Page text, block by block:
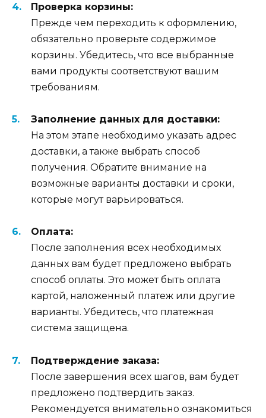
Проверка корзины:
Прежде чем переходить к оформлению,
обязательно проверьте содержимое
корзины. Убедитесь, что все выбранные
вами продукты соответствуют вашим
требованиям.
Заполнение данных для доставки:
На этом этапе необходимо указать адрес
доставки, а также выбрать способ
получения. Обратите внимание на
возможные варианты доставки и сроки,
которые могут варьироваться.
Оплата:
После заполнения всех необходимых
данных вам будет предложено выбрать
способ оплаты. Это может быть оплата
картой, наложенный платеж или другие
варианты. Убедитесь, что платежная
система защищена.
Подтверждение заказа:
После завершения всех шагов, вам будет
предложено подтвердить заказ.
Рекомендуется внимательно ознакомиться